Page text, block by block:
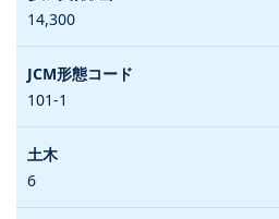
14,300
101-1
6